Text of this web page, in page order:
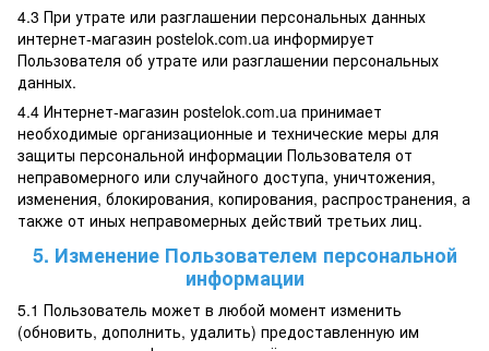
4.3 При утрате или разглашении персональных данных
интернет-магазин postelok.com.ua информирует
Пользователя об утрате или разглашении персональных
данных.
4.4 Интернет-магазин postelok.com.ua принимает
необходимые организационные и технические меры для
защиты персональной информации Пользователя от
неправомерного или случайного доступа, уничтожения,
изменения, блокирования, копирования, распространения, а
также от иных неправомерных действий третьих лиц.
5. Изменение Пользователем персональной
информации
5.1 Пользователь может в любой момент изменить
(обновить, дополнить, удалить) предоставленную им